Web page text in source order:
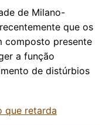
de Milano-
que os
composto presente
a função
de distúrbios
que retarda